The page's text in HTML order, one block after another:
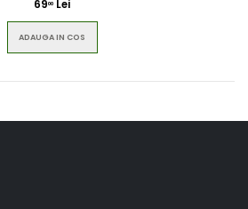
6900 Lei
ADAUGA IN COS